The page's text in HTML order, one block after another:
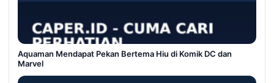
Aquaman Mendapat Pekan Bertema Hiu di Komik DC dan
Marvel